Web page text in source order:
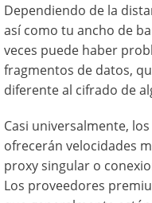
Dependiendo de la
así como tu ancho de
veces puede haber
fragmentos de datos,
diferente al cifrado de
Casi universalmente,
ofrecerán velocidades
proxy singular o
Los proveedores